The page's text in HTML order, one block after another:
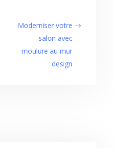
Moderniser votre
salon avec
moulure au mur
design